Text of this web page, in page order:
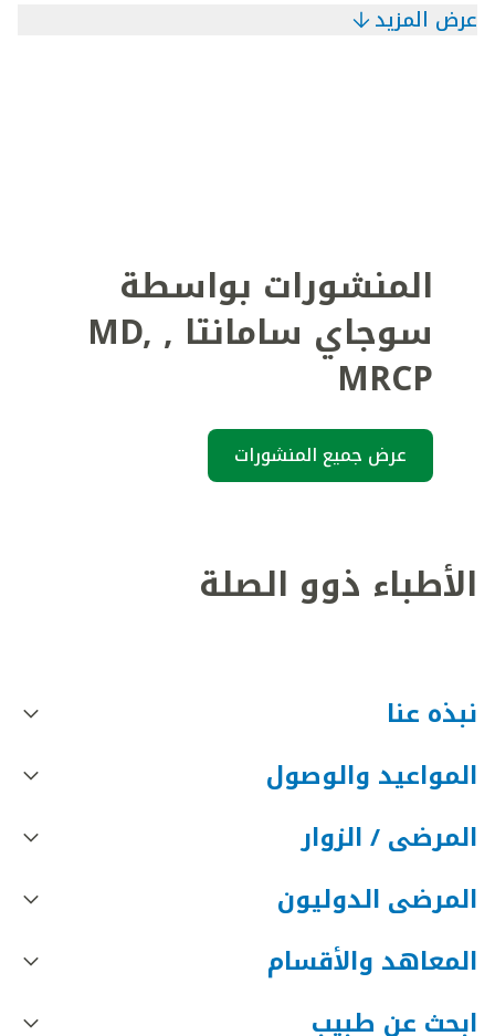
عرض المزيد
المنشورات بواسطة
سوجاي سامانتا ,
MD,
MRCP
عرض جميع المنشورات
الأطباء ذوو الصلة
نبذه عنا
المواعيد والوصول
المرضى / الزوار
المرضى الدوليون
المعاهد والأقسام
ابحث عن طبيب